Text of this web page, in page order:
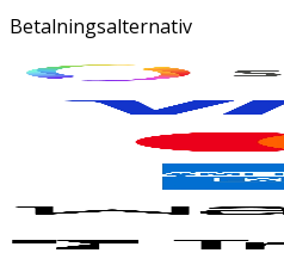
Betalningsalternativ